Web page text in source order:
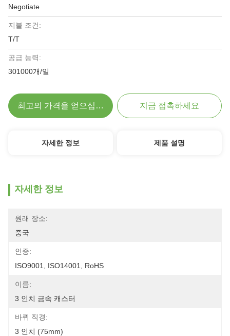
Negotiate
지불 조건:
T/T
공급 능력:
301000개/일
최고의 가격을 얻으십시오 지금 접촉하세요
자세한 정보 제품 설명
자세한 정보
원래 장소:
중국
인증:
ISO9001, ISO14001, RoHS
이름:
3 인치 금속 캐스터
바퀴 직경:
3 인치 (75mm)